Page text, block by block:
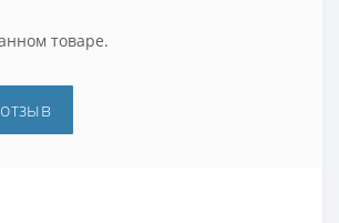
товаре.